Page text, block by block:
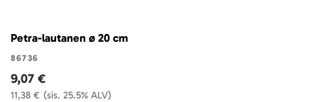
Petra-lautanen ø 20 cm
86736
(sis. 25.5% ALV)
11,38 €
9,07 €